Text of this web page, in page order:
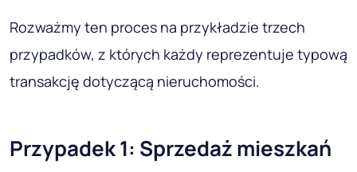
Rozważmy ten proces na przykładzie trzech
przypadków, z których każdy reprezentuje typową
transakcję dotyczącą nieruchomości.
Przypadek 1: Sprzedaż mieszkań